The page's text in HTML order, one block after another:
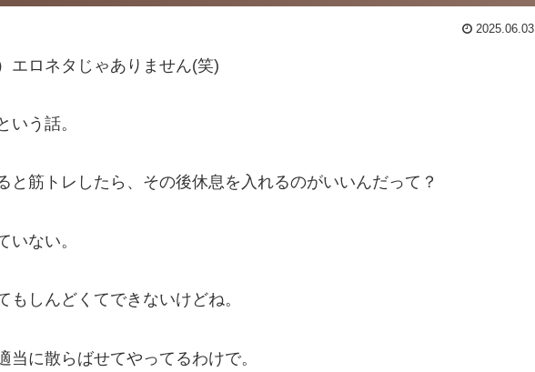
2025.06.03
エロネタじゃありません(笑)
いう話。
と筋トレしたら、その後休息を入れるのがいいんだって？
いない。
もしんどくてできないけどね。
当に散らばせてやってるわけで。